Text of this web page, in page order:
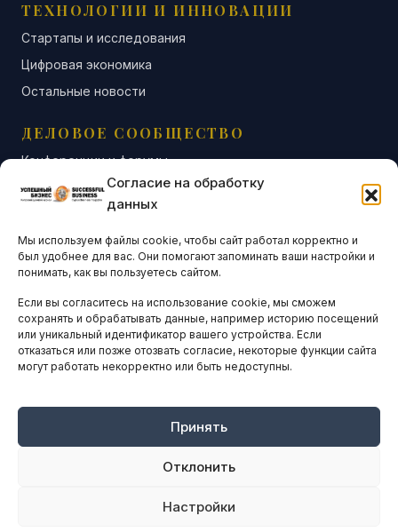
Согласие на обработку
данных
Мы используем файлы cookie, чтобы сайт работал корректно и
был удобнее для вас. Они помогают запоминать ваши настройки и
понимать, как вы пользуетесь сайтом.
Если вы согласитесь на использование cookie, мы сможем
сохранять и обрабатывать данные, например историю посещений
или уникальный идентификатор вашего устройства. Если
отказаться или позже отозвать согласие, некоторые функции сайта
могут работать некорректно или быть недоступны.
Принять
Отклонить
Настройки
ТЕХНОЛОГИИ И ИННОВАЦИИ
Стартапы и исследования
Цифровая экономика
Остальные новости
ДЕЛОВОЕ СООБЩЕСТВО
Конференции и форумы
Бизнес-клубы и ассоциации
Остальные новости
АНАЛИТИКА И СТАТИСТИКА
ARTICLES IN ENGLISH
НАВИГАЦИЯ
Оплата онлайн